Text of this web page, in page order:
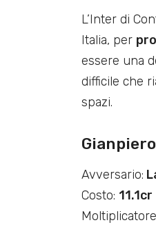
L’Inter di
Italia, per
essere una
difficile che
spazi.
Avversario:
Costo: 11.1cr